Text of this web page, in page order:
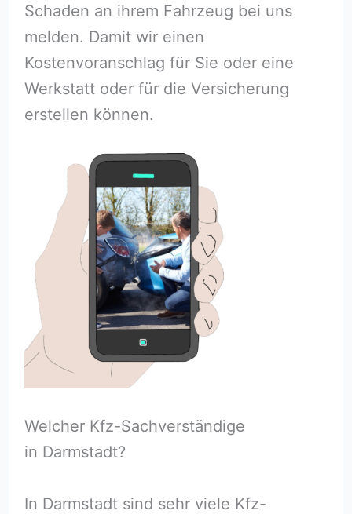
Schaden an ihrem Fahrzeug bei uns
melden. Damit wir einen
Kostenvoranschlag für Sie oder eine
Werkstatt oder für die Versicherung
erstellen können.
Welcher Kfz-Sachverständige
in Darmstadt?
In Darmstadt sind sehr viele Kfz-